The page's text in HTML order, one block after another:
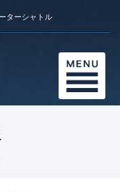
ターシャトル